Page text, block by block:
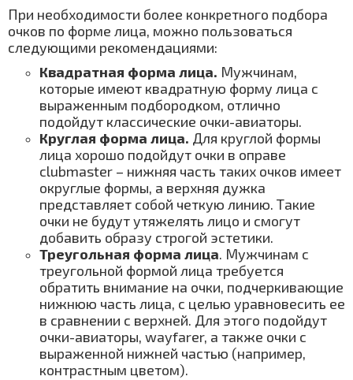
При необходимости более конкретного подбора
очков по форме лица, можно пользоваться
следующими рекомендациями:
Квадратная форма лица. Мужчинам,
которые имеют квадратную форму лица с
выраженным подбородком, отлично
подойдут классические очки-авиаторы.
Круглая форма лица. Для круглой формы
лица хорошо подойдут очки в оправе
clubmaster – нижняя часть таких очков имеет
округлые формы, а верхняя дужка
представляет собой четкую линию. Такие
очки не будут утяжелять лицо и смогут
добавить образу строгой эстетики.
Треугольная форма лица. Мужчинам с
треугольной формой лица требуется
обратить внимание на очки, подчеркивающие
нижнюю часть лица, с целью уравновесить ее
в сравнении с верхней. Для этого подойдут
очки-авиаторы, wayfarer, а также очки с
выраженной нижней частью (например,
контрастным цветом).